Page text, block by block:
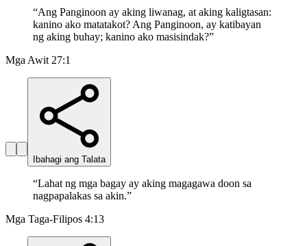
“Ang Panginoon ay aking liwanag, at aking kaligtasan:
kanino ako matatakot? Ang Panginoon, ay katibayan
ng aking buhay; kanino ako masisindak?”
Mga Awit 27:1
Ibahagi ang Talata
“Lahat ng mga bagay ay aking magagawa doon sa
nagpapalakas sa akin.”
Mga Taga-Filipos 4:13